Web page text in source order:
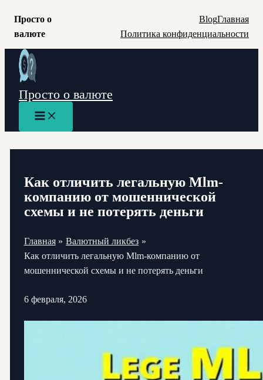
Просто о
валюте
BlogГлавная
Политика конфиденциальности
Перейти
содержимому
Просто о валюте
Main
Menu
Как отличить легальную Mlm-
компанию от мошеннической
схемы и не потерять деньги
Главная
Валютный ликбез
Как отличить легальную Mlm-компанию от
мошеннической схемы и не потерять деньги
6 февраля, 2026